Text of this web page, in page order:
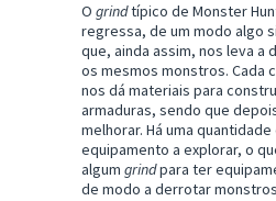
O grindtípico de Monster
regressa, de um modo algo
que, ainda assim, nos leva a
os mesmos monstros. Cada
nos dá materiais para
armaduras, sendo que
melhorar. Há uma
equipamento a explorar, o
algum grindpara ter
de modo a derrotar